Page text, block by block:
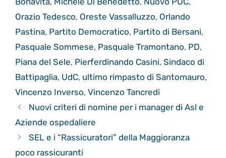
Orazio Tedesco, Oreste Vassalluzzo, Orlando
Pastina, Partito Democratico, Partito di Bersani,
Pasquale Sommese, Pasquale Tramontano, PD,
Piana del Sele, Pierferdinando Casini, Sindaco di
Battipaglia, UdC, ultimo rimpasto di Santomauro,
Vincenzo Inverso, Vincenzo Tancredi
Nuovi criteri di nomine per i manager di Asl e
Aziende ospedaliere
SEL e i “Rassicuratori” della Maggioranza
poco rassicuranti